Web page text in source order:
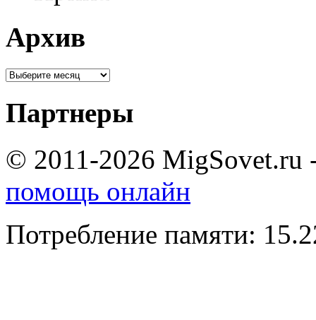
Архив
Партнеры
© 2011-2026 MigSovet.ru
помощь онлайн
Потребление памяти: